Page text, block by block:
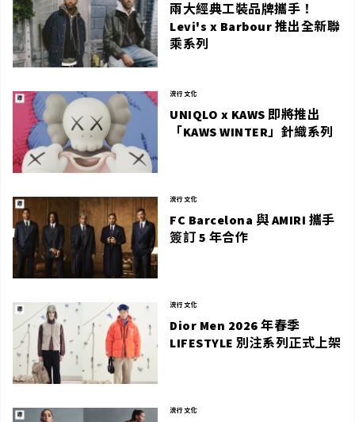
兩大經典工裝品牌攜手！
Levi's x Barbour 推出全新聯
乘系列
流行文化
UNIQLO x KAWS 即將推出
「KAWS WINTER」針織系列
流行文化
FC Barcelona 與 AMIRI 攜手
簽訂 5 年合作
流行文化
Dior Men 2026 年春季
LIFESTYLE 別注系列正式上架
流行文化